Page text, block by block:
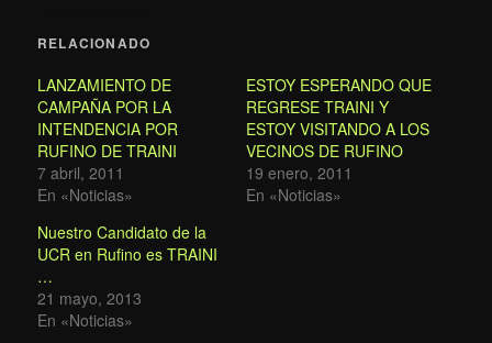
RELACIONADO
LANZAMIENTO DE
CAMPAÑA POR LA
INTENDENCIA POR
RUFINO DE TRAINI
7 abril, 2011
En «Noticias»
ESTOY ESPERANDO QUE
REGRESE TRAINI Y
ESTOY VISITANDO A LOS
VECINOS DE RUFINO
19 enero, 2011
En «Noticias»
Nuestro Candidato de la
UCR en Rufino es TRAINI
…
21 mayo, 2013
En «Noticias»